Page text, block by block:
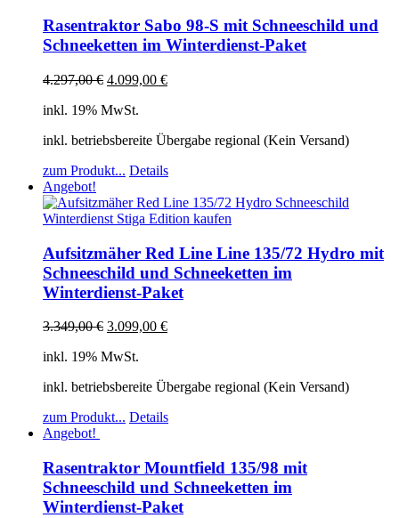
Rasentraktor Sabo 98-S mit Schneeschild und
Schneeketten im Winterdienst-Paket
4.297,00€ 4.099,00 €
inkl. 19% MwSt.
inkl. betriebsbereite Übergabe regional (Kein Versand)
zum Produkt... Details
Angebot!
Aufsitzmäher Red Line Line 135/72 Hydro mit
Schneeschild und Schneeketten im
Winterdienst-Paket
3.349,00€ 3.099,00 €
inkl. 19% MwSt.
inkl. betriebsbereite Übergabe regional (Kein Versand)
zum Produkt... Details
Angebot!
Rasentraktor Mountfield 135/98 mit
Schneeschild und Schneeketten im
Winterdienst-Paket